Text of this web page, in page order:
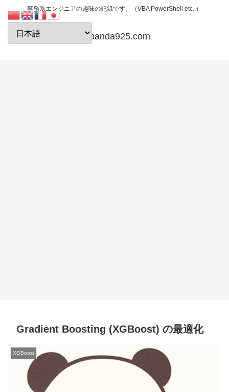
事務系エンジニアの趣味の記録です。（VBA PowerShell etc..）
papanda925.com
Gradient Boosting (XGBoost) の最適化
XGBoost